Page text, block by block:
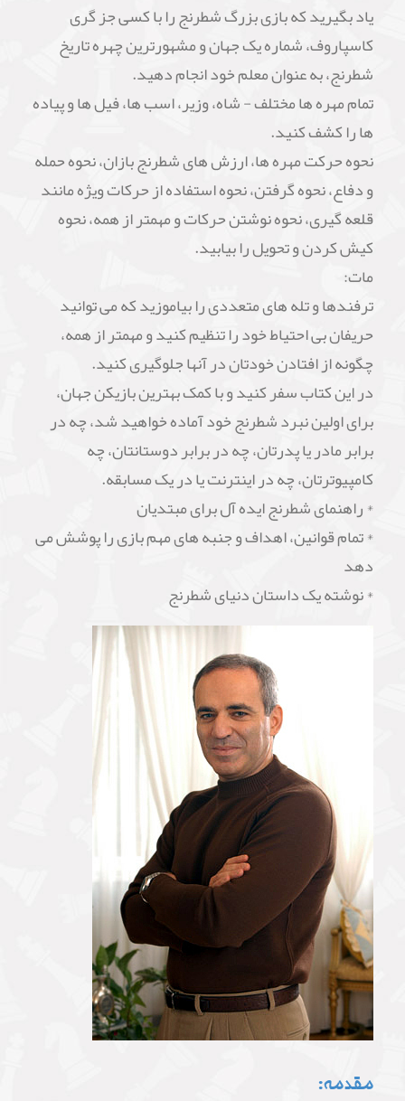
یاد بگیرید که بازی بزرگ شطرنج را با کسی جز گری
کاسپاروف، شماره یک جهان و مشهورترین چهره تاریخ
شطرنج، به عنوان معلم خود انجام دهید.
تمام مهره ها مختلف - شاه، وزیر، اسب ها، فیل ها و پیاده
ها را کشف کنید.
نحوه حرکت مهره ها، ارزش های شطرنج بازان، نحوه حمله
و دفاع، نحوه گرفتن، نحوه استفاده از حرکات ویژه مانند
قلعه گیری، نحوه نوشتن حرکات و مهمتر از همه، نحوه
کیش کردن و تحویل را بیابید.
مات:
ترفندها و تله های متعددی را بیاموزید که می توانید
حریفان بی احتیاط خود را تنظیم کنید و مهمتر از همه،
چگونه از افتادن خودتان در آنها جلوگیری کنید.
در این کتاب سفر کنید و با کمک بهترین بازیکن جهان،
برای اولین نبرد شطرنج خود آماده خواهید شد، چه در
برابر مادر یا پدرتان، چه در برابر دوستانتان، چه
کامپیوترتان، چه در اینترنت یا در یک مسابقه.
* راهنمای شطرنج ایده آل برای مبتدیان
* تمام قوانین، اهداف و جنبه های مهم بازی را پوشش می
دهد
* نوشته یک داستان دنیای شطرنج
مقدمه: